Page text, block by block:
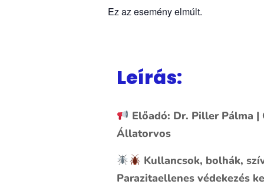
Ez az esemény elmúlt.
Leírás:
Előadó: Dr. Piller Pálma |
Állatorvos
Kullancsok, bolhák,
Parazitaellenes védekezés